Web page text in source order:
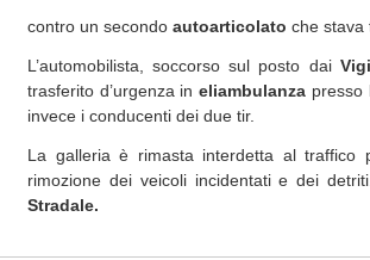
contro un secondo autoarticolato che stava
L’automobilista, soccorso sul posto dai
trasferito d’urgenza ineliambulanza presso
invece i conducenti dei due tir.
La galleria è rimasta interdetta al
rimozione dei veicoli incidentati e dei
Stradale.